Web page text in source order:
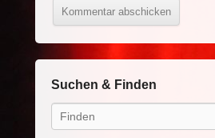
Suchen & Finden
Search